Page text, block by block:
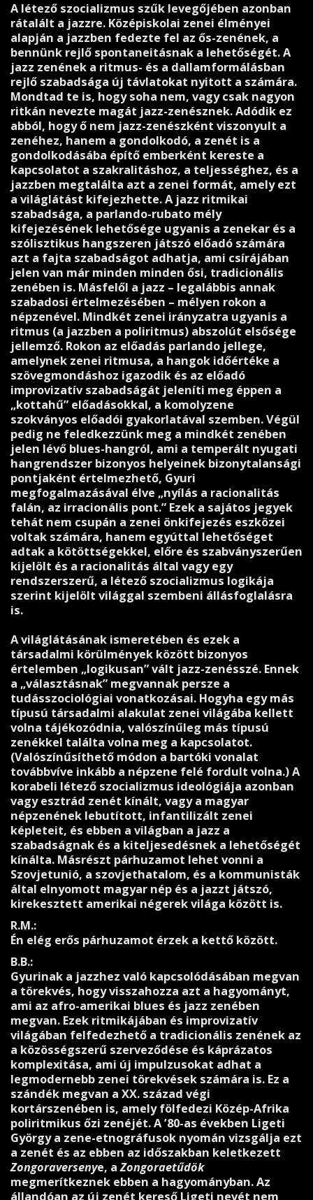
A létező szocializmus szűk levegőjében azonban
rátalált a jazzre. Középiskolai zenei élményei
alapján a jazzben fedezte fel az ős-zenének, a
bennünk rejlő spontaneitásnak a lehetőségét. A
jazz zenének a ritmus- és a dallamformálásban
rejlő szabadsága új távlatokat nyitott a számára.
Mondtad te is, hogy soha nem, vagy csak nagyon
ritkán nevezte magát jazz-zenésznek. Adódik ez
abból, hogy ő nem jazz-zenészként viszonyult a
zenéhez, hanem a gondolkodó, a zenét is a
gondolkodásába építő emberként kereste a
kapcsolatot a szakralitáshoz, a teljességhez, és a
jazzben megtalálta azt a zenei formát, amely ezt
a világlátást kifejezhette. A jazz ritmikai
szabadsága, a parlando-rubato mély
kifejezésének lehetősége ugyanis a zenekar és a
szólisztikus hangszeren játszó előadó számára
azt a fajta szabadságot adhatja, ami csírájában
jelen van már minden minden ősi, tradicionális
zenében is. Másfelől a jazz – legalábbis annak
szabadosi értelmezésében – mélyen rokon a
népzenével. Mindkét zenei irányzatra ugyanis a
ritmus (a jazzben a poliritmus) abszolút elsősége
jellemző. Rokon az előadás parlando jellege,
amelynek zenei ritmusa, a hangok időértéke a
szövegmondáshoz igazodik és az előadó
improvizatív szabadságát jeleníti meg éppen a
„kottahű” előadásokkal, a komolyzene
szokványos előadói gyakorlatával szemben. Végül
pedig ne feledkezzünk meg a mindkét zenében
jelen lévő blues-hangról, ami a temperált nyugati
hangrendszer bizonyos helyeinek bizonytalansági
pontjaként értelmezhető, Gyuri
megfogalmazásával élve „nyílás a racionalitás
falán, az irracionális pont.” Ezek a sajátos jegyek
tehát nem csupán a zenei önkifejezés eszközei
voltak számára, hanem egyúttal lehetőséget
adtak a kötöttségekkel, előre és szabványszerűen
kijelölt és a racionalitás által vagy egy
rendszerszerű, a létező szocializmus logikája
szerint kijelölt világgal szembeni állásfoglalásra
is.
A világlátásának ismeretében és ezek a
társadalmi körülmények között bizonyos
értelemben „logikusan” vált jazz-zenésszé. Ennek
a „választásnak” megvannak persze a
tudásszociológiai vonatkozásai. Hogyha egy más
típusú társadalmi alakulat zenei világába kellett
volna tájékozódnia, valószínűleg más típusú
zenékkel találta volna meg a kapcsolatot.
(Valószínűsíthető módon a bartóki vonalat
továbbvíve inkább a népzene felé fordult volna.) A
korabeli létező szocializmus ideológiája azonban
vagy esztrád zenét kínált, vagy a magyar
népzenének lebutított, infantilizált zenei
képleteit, és ebben a világban a jazz a
szabadságnak és a kiteljesedésnek a lehetőségét
kínálta. Másrészt párhuzamot lehet vonni a
Szovjetunió, a szovjethatalom, és a kommunisták
által elnyomott magyar nép és a jazzt játszó,
kirekesztett amerikai négerek világa között is.
R.M.:
Én elég erős párhuzamot érzek a kettő között.
B.B.:
Gyurinak a jazzhez való kapcsolódásában megvan
a törekvés, hogy visszahozza azt a hagyományt,
ami az afro-amerikai blues és jazz zenében
megvan. Ezek ritmikájában és improvizatív
világában felfedezhető a tradicionális zenének az
a közösségszerű szerveződése és káprázatos
komplexitása, ami új impulzusokat adhat a
legmodernebb zenei törekvések számára is. Ez a
szándék megvan a XX. század végi
kortárszenében is, amely fölfedezi Közép-Afrika
poliritmikus őzi zenéjét. A ’80-as években Ligeti
György a zene-etnográfusok nyomán vizsgálja ezt
a zenét és az ebben az időszakban keletkezett
Zongoraversenye, aZongoraetűdök
megmerítkeznek ebben a hagyományban. Az
állandóan az új zenét kereső Ligeti nevét nem